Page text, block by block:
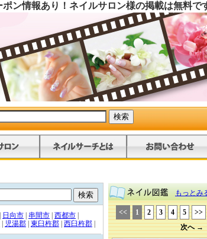
ン情報あり！ネイルサロン様の掲載は無料で
日向市 串間市 西都市
児湯郡 東臼杵郡 西臼杵郡
もっとみ
<< 1 2 3 4 5
>>
次へ →